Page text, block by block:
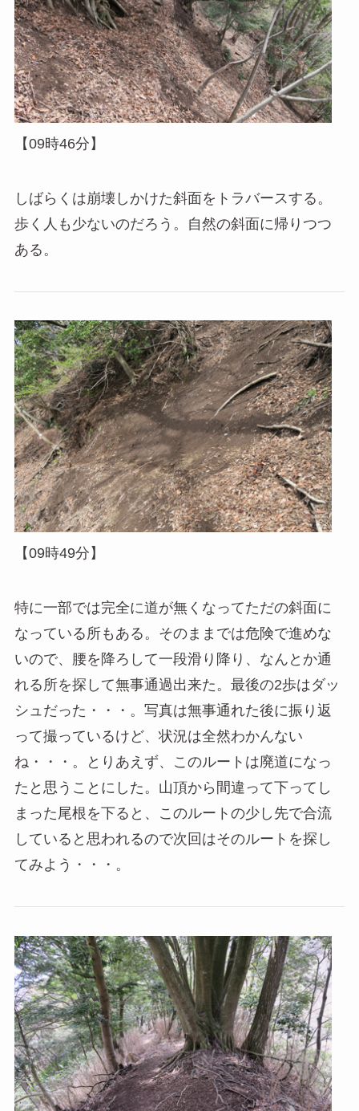
【09時46分】
しばらくは崩壊しかけた斜面をトラバースする。
歩く人も少ないのだろう。自然の斜面に帰りつつ
ある。
【09時49分】
特に一部では完全に道が無くなってただの斜面に
なっている所もある。そのままでは危険で進めな
いので、腰を降ろして一段滑り降り、なんとか通
れる所を探して無事通過出来た。最後の2歩はダッ
シュだった・・・。写真は無事通れた後に振り返
って撮っているけど、状況は全然わかんない
ね・・・。とりあえず、このルートは廃道になっ
たと思うことにした。山頂から間違って下ってし
まった尾根を下ると、このルートの少し先で合流
していると思われるので次回はそのルートを探し
てみよう・・・。